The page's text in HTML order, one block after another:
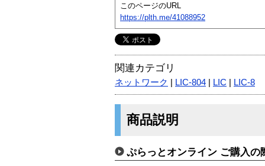
このページのURL
https://plth.me/41088952
関連カテゴリ
ネットワーク LIC-804 LIC LIC-8
商品説明
ぷらっとオンライン ご購入の